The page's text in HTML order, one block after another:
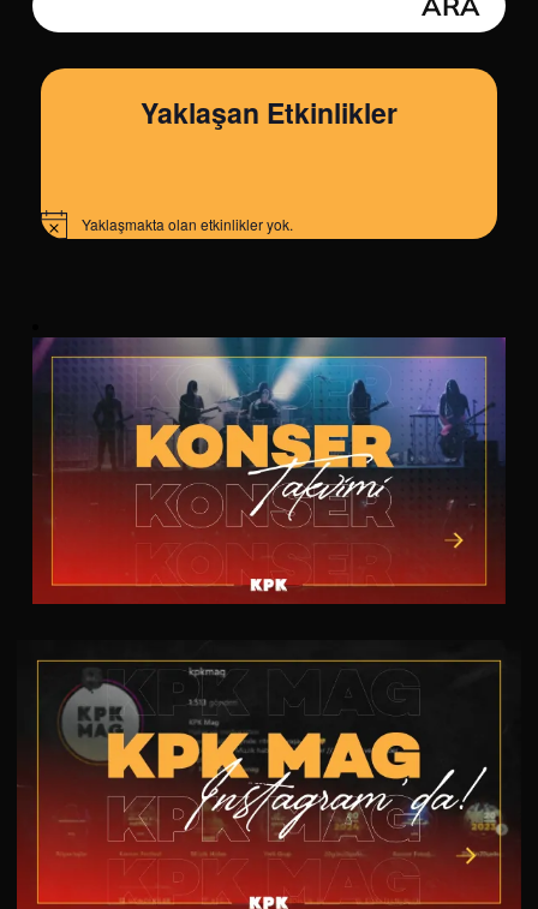
Yaklaşan Etkinlikler
Notice Yaklaşmakta olan etkinlikler yok.